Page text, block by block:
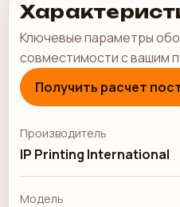
Ключевые параметры
совместимости с вашим
Получить расчет
Производитель
IP Printing International
Модель